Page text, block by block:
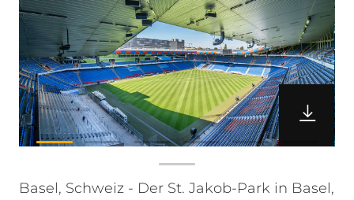
Basel, Schweiz - Der St. Jakob-Park in Basel,